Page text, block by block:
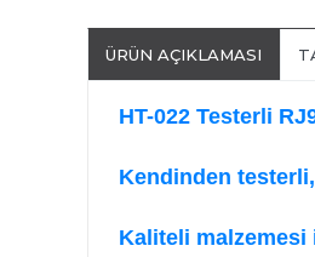
ÜRÜN AÇIKLAMASI
HT-022 Testerli
Kendinden
Kaliteli